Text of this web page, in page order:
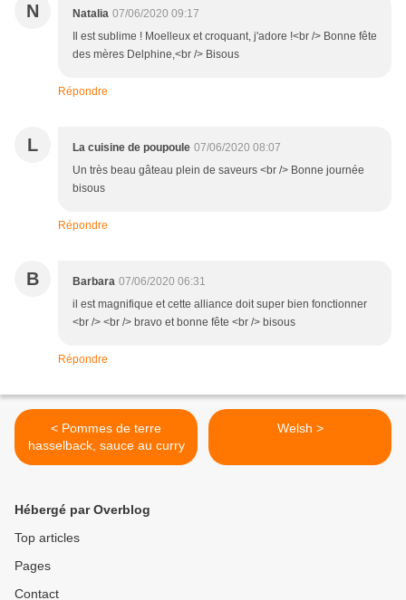
N Natalia 07/06/2020 09:17
Il est sublime ! Moelleux et croquant, j'adore !<br /> Bonne fête
des mères Delphine,<br /> Bisous
Répondre
L La cuisine de poupoule 07/06/2020 08:07
Un très beau gâteau plein de saveurs <br /> Bonne journée
bisous
Répondre
B Barbara 07/06/2020 06:31
il est magnifique et cette alliance doit super bien fonctionner
<br /> <br /> bravo et bonne fête <br /> bisous
Répondre
< Pommes de terre
hasselback, sauce au curry
Welsh >
Hébergé par Overblog
Top articles
Pages
Contact